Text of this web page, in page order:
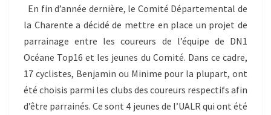
!
En fin d’année dernière, le Comité Départemental de
la Charente a décidé de mettre en place un projet de
parrainage entre les coureurs de l’équipe de DN1
Océane Top16 et les jeunes du Comité. Dans ce cadre,
17 cyclistes, Benjamin ou Minime pour la plupart, ont
été choisis parmi les clubs des coureurs respectifs afin
d’être parrainés. Ce sont 4 jeunes de l’UALR qui ont été